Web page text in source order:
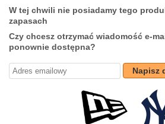
W tej chwili nie posiadamy tego
zapasach
Czy chcesz otrzymać wiadomość e-
ponownie dostępna?
Napisz